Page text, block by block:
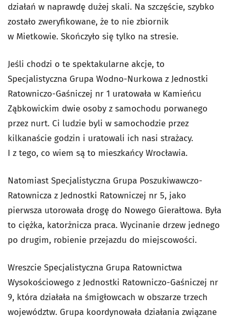
działań w naprawdę dużej skali. Na szczęście, szybko
zostało zweryfikowane, że to nie zbiornik
w Mietkowie. Skończyło się tylko na stresie.
Jeśli chodzi o te spektakularne akcje, to
Specjalistyczna Grupa Wodno-Nurkowa z Jednostki
Ratowniczo-Gaśniczej nr 1 uratowała w Kamieńcu
Ząbkowickim dwie osoby z samochodu porwanego
przez nurt. Ci ludzie byli w samochodzie przez
kilkanaście godzin i uratowali ich nasi strażacy.
I z tego, co wiem są to mieszkańcy Wrocławia.
Natomiast Specjalistyczna Grupa Poszukiwawczo-
Ratownicza z Jednostki Ratowniczej nr 5, jako
pierwsza utorowała drogę do Nowego Gierałtowa. Była
to ciężka, katorżnicza praca. Wycinanie drzew jednego
po drugim, robienie przejazdu do miejscowości.
Wreszcie Specjalistyczna Grupa Ratownictwa
Wysokościowego z Jednostki Ratowniczo-Gaśniczej nr
9, która działała na śmigłowcach w obszarze trzech
województw. Grupa koordynowała działania związane